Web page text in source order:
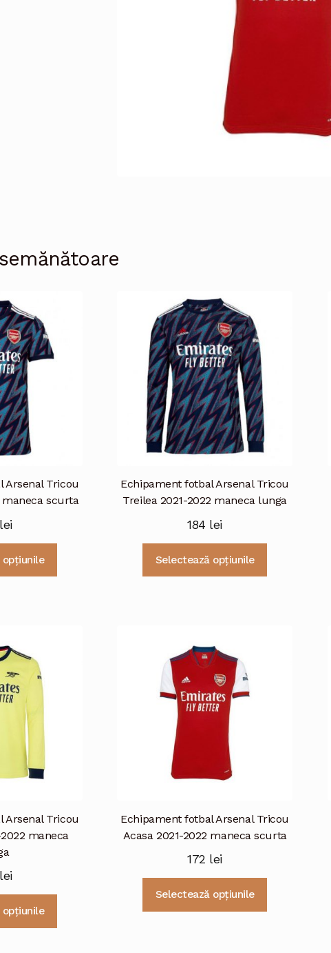
Arsenal Tricou
maneca scurta
lei
opțiunile
Echipament fotbal Arsenal Tricou
Treilea 2021-2022 maneca lunga
184 lei
Selectează opțiunile
Arsenal Tricou
maneca
lei
opțiunile
Echipament fotbal Arsenal Tricou
Acasa 2021-2022 maneca scurta
172 lei
Selectează opțiunile